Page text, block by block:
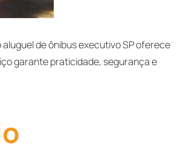
de ônibus executivo SP oferece
garante praticidade, segurança e